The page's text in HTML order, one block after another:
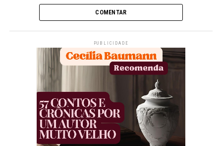
COMENTAR
PUBLICIDADE